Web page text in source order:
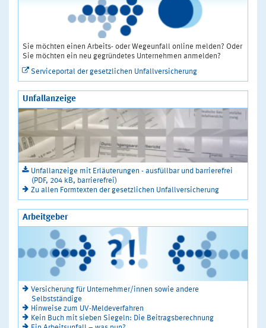
Sie möchten einen Arbeits- oder Wegeunfall online melden? Oder
Sie möchten ein neu gegründetes Unternehmen anmelden?
Serviceportal der gesetzlichen Unfallversicherung
Unfallanzeige
Unfallanzeige mit Erläuterungen - ausfüllbar und barrierefrei
(PDF, 204 kB, barrierefrei)
Zu allen Formtexten der gesetzlichen Unfallversicherung
Arbeitgeber
Versicherung für Unternehmer/innen sowie andere
Selbstständige
Hinweise zum UV-Meldeverfahren
Kein Buch mit sieben Siegeln: Die Beitragsberechnung